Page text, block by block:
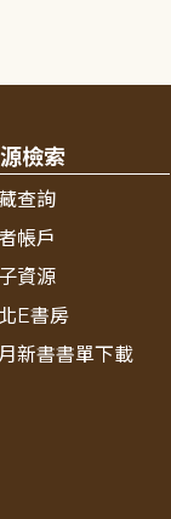
檢索
查詢
帳戶
資源
E書房
新書書單下載